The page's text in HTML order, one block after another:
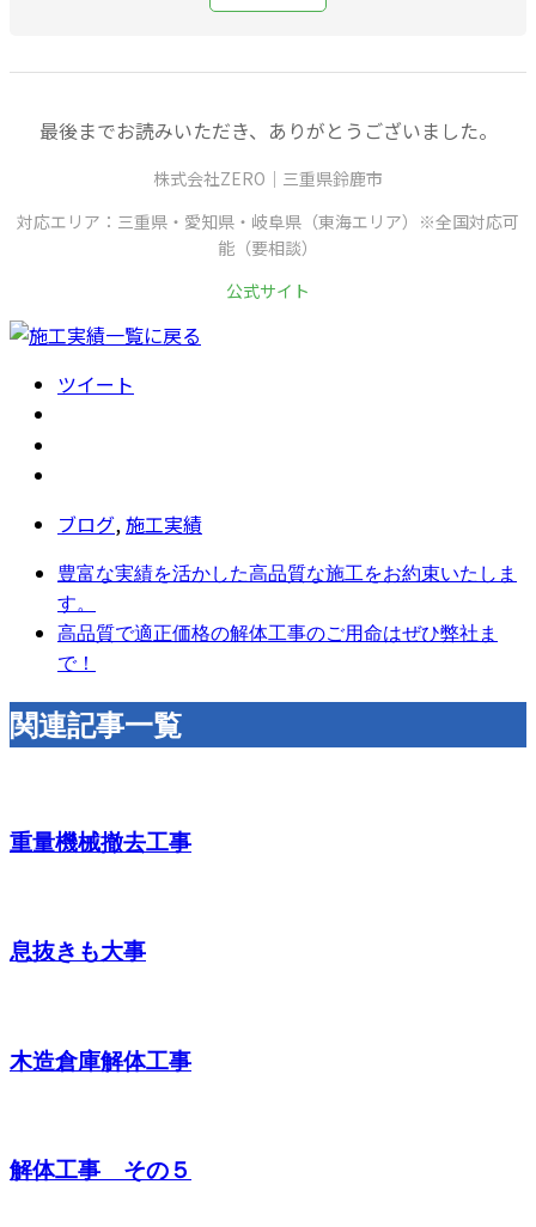
最後までお読みいただき、ありがとうございました。
株式会社ZERO｜三重県鈴鹿市
対応エリア：三重県・愛知県・岐阜県（東海エリア）※全国対応可
能（要相談）
公式サイト
ツイート
ブログ,施工実績
豊富な実績を活かした高品質な施工をお約束いたしま
す。
高品質で適正価格の解体工事のご用命はぜひ弊社ま
で！
関連記事一覧
重量機械撤去工事
息抜きも大事
木造倉庫解体工事
解体工事 その５